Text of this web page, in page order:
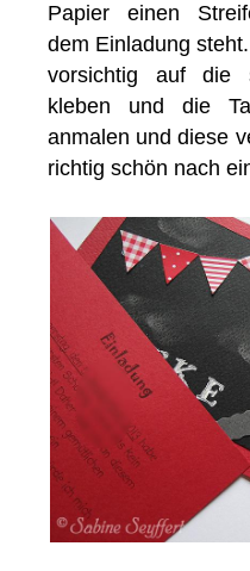
Papier einen
dem Einladung
vorsichtig auf die
kleben und die
anmalen und diese
richtig schön nach